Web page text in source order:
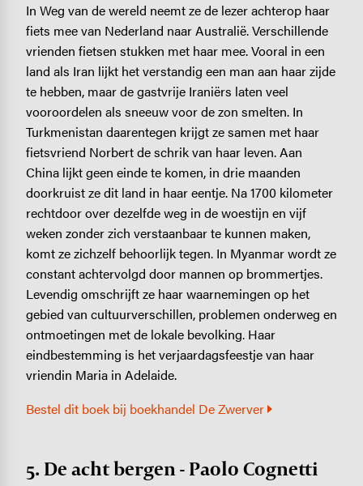
In Weg van de wereld neemt ze de lezer achterop haar
fiets mee van Nederland naar Australië. Verschillende
vrienden fietsen stukken met haar mee. Vooral in een
land als Iran lijkt het verstandig een man aan haar zijde
te hebben, maar de gastvrije Iraniërs laten veel
vooroordelen als sneeuw voor de zon smelten. In
Turkmenistan daarentegen krijgt ze samen met haar
fietsvriend Norbert de schrik van haar leven. Aan
China lijkt geen einde te komen, in drie maanden
doorkruist ze dit land in haar eentje. Na 1700 kilometer
rechtdoor over dezelfde weg in de woestijn en vijf
weken zonder zich verstaanbaar te kunnen maken,
komt ze zichzelf behoorlijk tegen. In Myanmar wordt ze
constant achtervolgd door mannen op brommertjes.
Levendig omschrijft ze haar waarnemingen op het
gebied van cultuurverschillen, problemen onderweg en
ontmoetingen met de lokale bevolking. Haar
eindbestemming is het verjaardagsfeestje van haar
vriendin Maria in Adelaide.
Bestel dit boek bij boekhandel De Zwerver
5. De acht bergen - Paolo Cognetti